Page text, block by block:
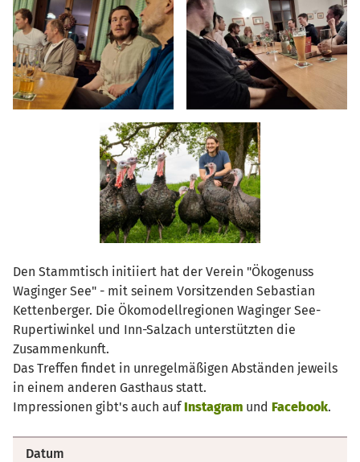
Den Stammtisch initiiert hat der Verein "Ökogenuss
Waginger See" - mit seinem Vorsitzenden Sebastian
Kettenberger. Die Ökomodellregionen Waginger See-
Rupertiwinkel und Inn-Salzach unterstützten die
Zusammenkunft.
Das Treffen findet in unregelmäßigen Abständen jeweils
in einem anderen Gasthaus statt.
Impressionen gibt's auch aufInstagram und Facebook.
Datum